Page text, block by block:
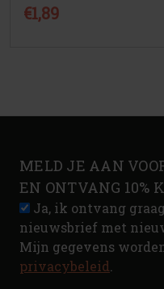
€1,89
MELD JE AAN
EN ONTVANG 10%
Ja, ik ontvang
nieuwsbrief met
Mijn gegevens
privacybeleid